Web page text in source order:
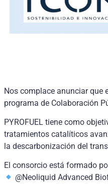
Nos complace anunciar que
programa de Colaboración
PYROFUEL tiene como
tratamientos catalíticos
la descarbonización del
El consorcio está formado
@Neoliquid Advanced